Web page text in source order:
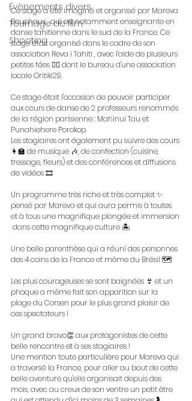
Évènements divers
Tournage de film
Shooting
Ce stage a été imaginé et organisé par Mareva
Bouchaux , qui est notamment enseignante en
danse tahitienne dans le sud de la France. Ce
stage était organisé dans le cadre de son
association Reva i Tahiti , avec l'aide de plusieurs
petites fées 🧚‍♂️ dont le bureau d'une association
locale Oritiki29.
Ce stage était l'occasion de pouvoir participer
aux cours de danse de 2 professeurs renommés
de la région parisienne : Mahinui Tau et
Punahiehere Porokop.
Les stagiaires ont également pu suivre des cours
👩‍🏫 de musique 🎶, de confection (cuisine,
tressage, fleurs) et des conférences et diffusions
de vidéos 🎞️
Un programme très riche et très complet ✨
pensé par Mareva et qui aura permis à toutes
et à tous une magnifique plongée et immersion
dans cette magnifique culture 🏝️
Une belle parenthèse qui a réuni des personnes
des 4 coins de la France et même du Brésil 🗺️
Les plus courageuses se sont baignées 👙 et un
phoque a même fait son apparition sur la
plage du Corsen pour le plus grand plaisir de
ces spectateurs !
Un grand bravo👏 aux protagonistes de cette
belle rencontre et à ses stagiaires !
Une mention toute particulière pour Mareva qui
a traversé la France, pour aller au bout de cette
belle aventure qu'elle organisait depuis des
mois, avec au creux de son ventre un petit être